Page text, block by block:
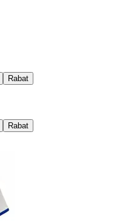
Rabat
Rabat